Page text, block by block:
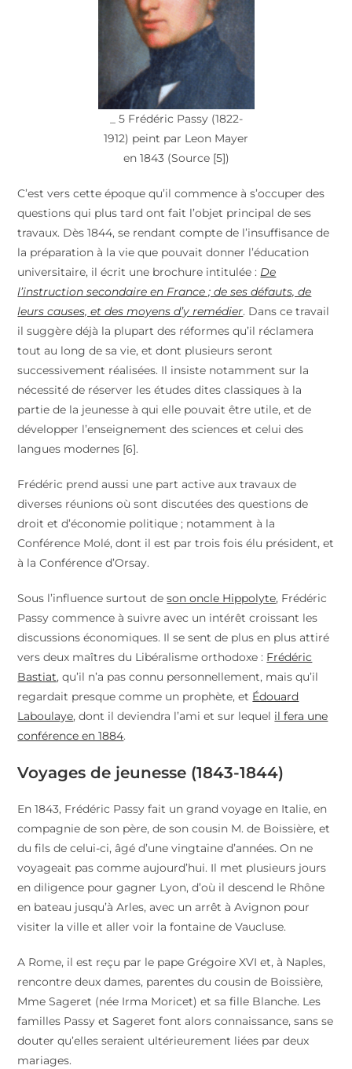
_ 5 Frédéric Passy (1822-
1912) peint par Leon Mayer
en 1843 (Source [5])
C’est vers cette époque qu’il commence à s’occuper des
questions qui plus tard ont fait l’objet principal de ses
travaux. Dès 1844, se rendant compte de l’insuffisance de
la préparation à la vie que pouvait donner l’éducation
universitaire, il écrit une brochure intitulée : De
l’instruction secondaire en France ; de ses défauts, de
leurs causes, et des moyens d’y remédier. Dans ce travail
il suggère déjà la plupart des réformes qu’il réclamera
tout au long de sa vie, et dont plusieurs seront
successivement réalisées. Il insiste notamment sur la
nécessité de réserver les études dites classiques à la
partie de la jeunesse à qui elle pouvait être utile, et de
développer l’enseignement des sciences et celui des
langues modernes [6].
Frédéric prend aussi une part active aux travaux de
diverses réunions où sont discutées des questions de
droit et d’économie politique ; notamment à la
Conférence Molé, dont il est par trois fois élu président, et
à la Conférence d’Orsay.
Sous l’influence surtout deson oncle Hippolyte, Frédéric
Passy commence à suivre avec un intérêt croissant les
discussions économiques. Il se sent de plus en plus attiré
vers deux maîtres du Libéralisme orthodoxe : Frédéric
Bastiat, qu’il n’a pas connu personnellement, mais qu’il
regardait presque comme un prophète, et Édouard
Laboulaye, dont il deviendra l’ami et sur lequel il fera une
conférence en 1884.
Voyages de jeunesse (1843-1844)
En 1843, Frédéric Passy fait un grand voyage en Italie, en
compagnie de son père, de son cousin M. de Boissière, et
du fils de celui-ci, âgé d’une vingtaine d’années. On ne
voyageait pas comme aujourd’hui. Il met plusieurs jours
en diligence pour gagner Lyon, d’où il descend le Rhône
en bateau jusqu’à Arles, avec un arrêt à Avignon pour
visiter la ville et aller voir la fontaine de Vaucluse.
A Rome, il est reçu par le pape Grégoire XVI et, à Naples,
rencontre deux dames, parentes du cousin de Boissière,
Mme Sageret (née Irma Moricet) et sa fille Blanche. Les
familles Passy et Sageret font alors connaissance, sans se
douter qu’elles seraient ultérieurement liées par deux
mariages.